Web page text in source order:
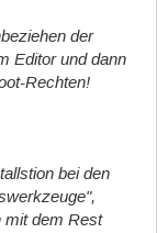
der
Editor und dann
Rechten!
bei den
mit dem Rest